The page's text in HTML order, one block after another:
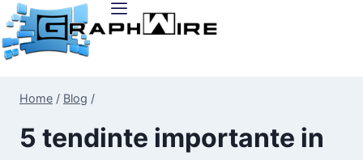
Home / Blog /
5 tendinte importante in